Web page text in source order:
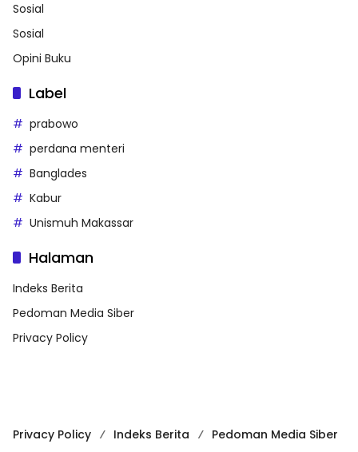
Sosial
Sosial
Opini Buku
Label
prabowo
perdana menteri
Banglades
Kabur
Unismuh Makassar
Halaman
Indeks Berita
Pedoman Media Siber
Privacy Policy
Privacy Policy Indeks Berita Pedoman Media Siber